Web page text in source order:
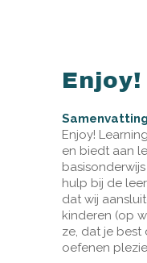
Samenvatting
Enjoy!
en biedt aan
hulp bij de
dat wij
kinderen (op
ze, dat je best
oefenen